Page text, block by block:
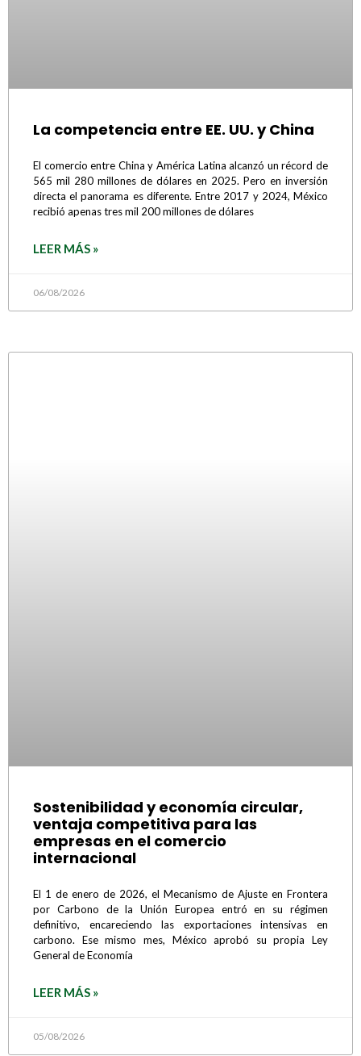
La competencia entre EE. UU. y China
El comercio entre China y América Latina alcanzó un récord de
565 mil 280 millones de dólares en 2025. Pero en inversión
directa el panorama es diferente. Entre 2017 y 2024, México
recibió apenas tres mil 200 millones de dólares
LEER MÁS »
06/08/2026
Sostenibilidad y economía circular,
ventaja competitiva para las
empresas en el comercio
internacional
El 1 de enero de 2026, el Mecanismo de Ajuste en Frontera
por Carbono de la Unión Europea entró en su régimen
definitivo, encareciendo las exportaciones intensivas en
carbono. Ese mismo mes, México aprobó su propia Ley
General de Economía
LEER MÁS »
05/08/2026